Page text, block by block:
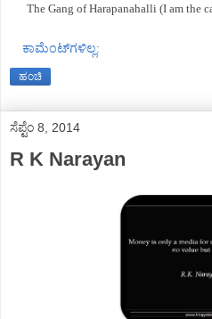
The Gang of Harapanahalli (I am the
ಕಾಮೆಂಟ್‌ಗಳಿಲ್ಲ:
ಹಂಚಿ
ಸೆಪ್ಟೆಂ 8, 2014
R K Narayan